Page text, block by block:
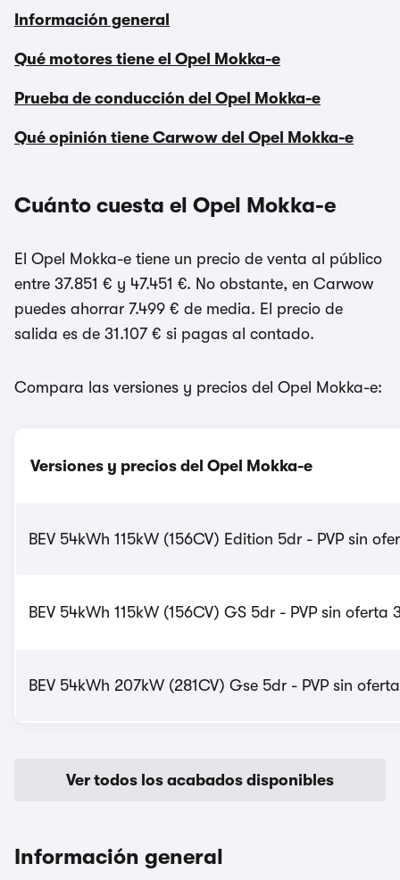
Información general
Qué motores tiene el Opel Mokka-e
Prueba de conducción del Opel Mokka-e
Qué opinión tiene Carwow del Opel Mokka-e
Cuánto cuesta el Opel Mokka-e
El Opel Mokka-e tiene un precio de venta al público
entre 37.851 € y 47.451 €. No obstante, en Carwow
puedes ahorrar 7.499 € de media. El precio de
salida es de 31.107 € si pagas al contado.
Compara las versiones y precios del Opel Mokka-e:
Versiones y precios del Opel Mokka-e
BEV 54kWh 115kW (156CV) Edition 5dr - PVP sin
BEV 54kWh 115kW (156CV) GS 5dr - PVP sin oferta
BEV 54kWh 207kW (281CV) Gse 5dr - PVP sin
Ver todos los acabados disponibles
Información general